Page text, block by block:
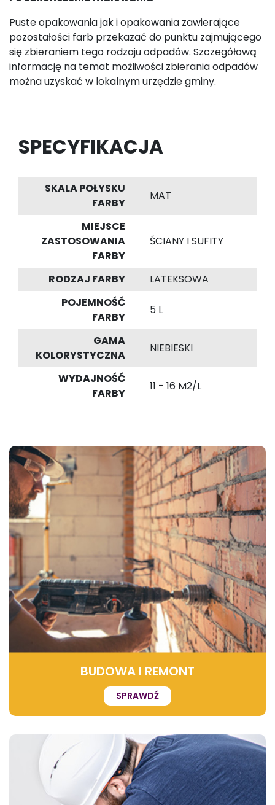
Puste opakowania jak i opakowania zawierające
pozostałości farb przekazać do punktu zajmującego
się zbieraniem tego rodzaju odpadów. Szczegółową
informację na temat możliwości zbierania odpadów
można uzyskać w lokalnym urzędzie gminy.
SPECYFIKACJA
SKALA POŁYSKU
FARBY
MAT
MIEJSCE
ZASTOSOWANIA
FARBY
ŚCIANY I SUFITY
RODZAJ FARBY
LATEKSOWA
POJEMNOŚĆ
FARBY
5 L
GAMA
KOLORYSTYCZNA
NIEBIESKI
WYDAJNOŚĆ
FARBY
11 - 16 M2/L
BUDOWA I REMONT
SPRAWDŹ